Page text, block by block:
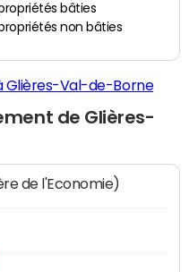
bâties
non bâties
Glières-Val-de-Borne
de Glières-
de l'Economie)